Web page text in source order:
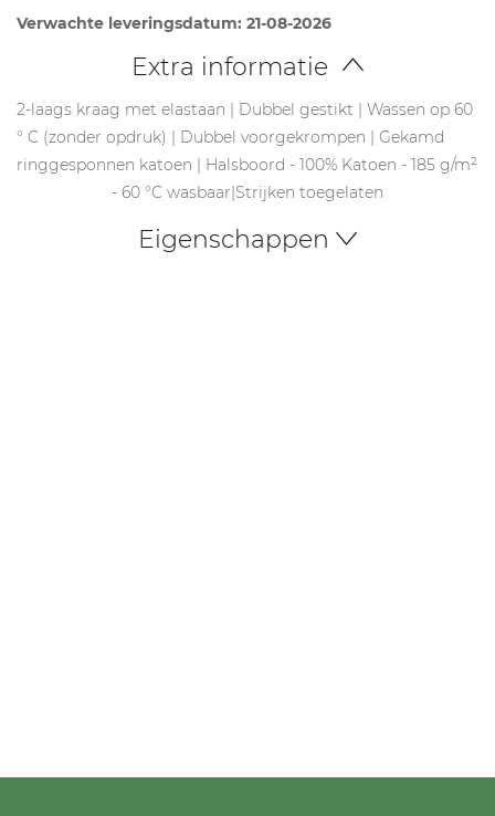
Verwachte leveringsdatum: 21-08-2026
Extra informatie
2-laags kraag met elastaan | Dubbel gestikt | Wassen op 60
° C (zonder opdruk) | Dubbel voorgekrompen | Gekamd
ringgesponnen katoen | Halsboord - 100% Katoen - 185 g/m²
- 60 °C wasbaar|Strijken toegelaten
Eigenschappen